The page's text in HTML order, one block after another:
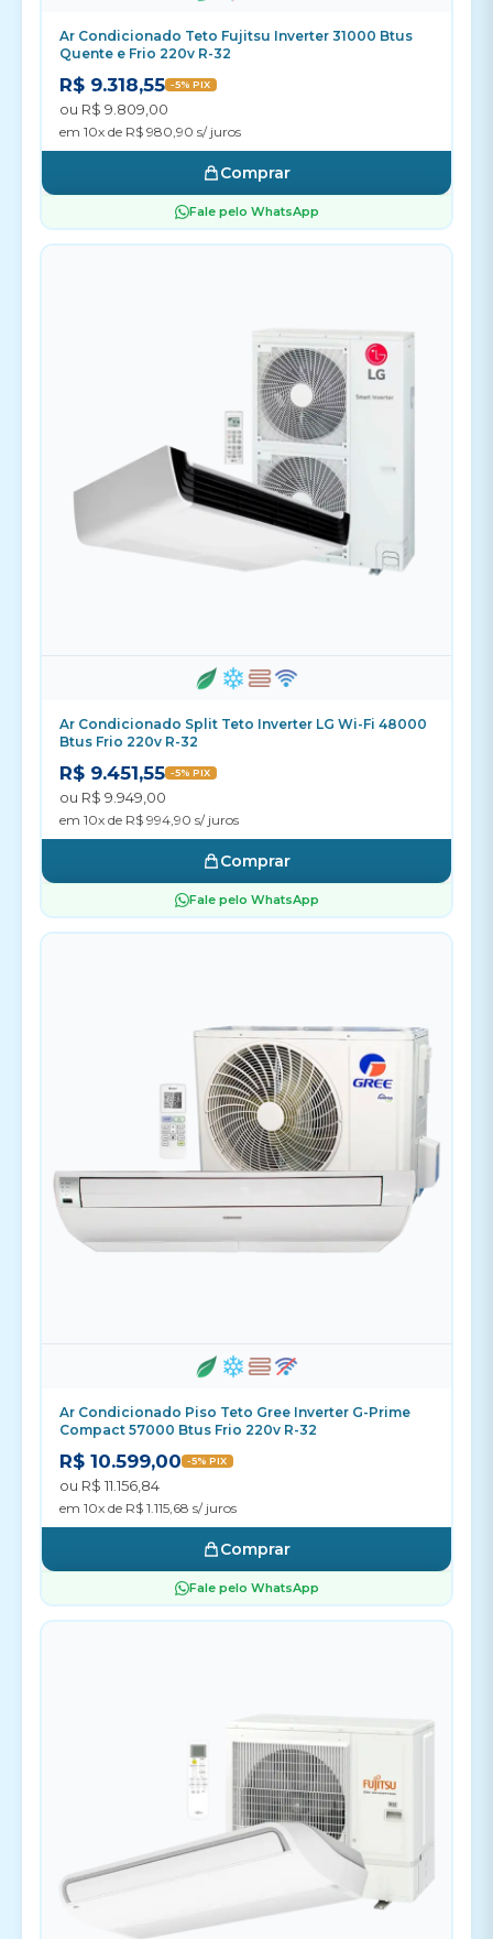
Ar Condicionado Teto Fujitsu Inverter 31000 Btus
Quente e Frio 220v R-32
R$ 9.318,55 -5% PIX
ou R$ 9.809,00
em 10x de R$ 980,90 s/ juros
Comprar
Fale pelo WhatsApp
Ar Condicionado Split Teto Inverter LG Wi-Fi 48000
Btus Frio 220v R-32
R$ 9.451,55 -5% PIX
ou R$ 9.949,00
em 10x de R$ 994,90 s/ juros
Comprar
Fale pelo WhatsApp
Ar Condicionado Piso Teto Gree Inverter G-Prime
Compact 57000 Btus Frio 220v R-32
R$ 10.599,00 -5% PIX
ou R$ 11.156,84
em 10x de R$ 1.115,68 s/ juros
Comprar
Fale pelo WhatsApp